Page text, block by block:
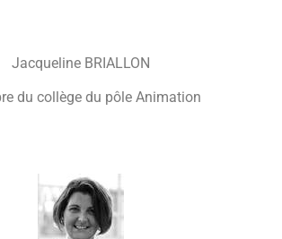
Jacqueline BRIALLON
du collège du pôle Animation